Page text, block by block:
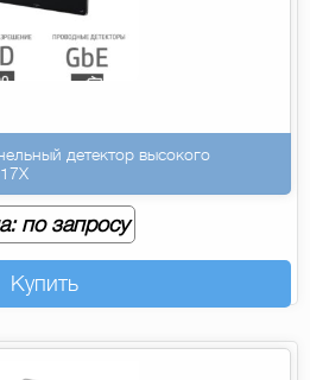
детектор высокого
по запросу
Купить